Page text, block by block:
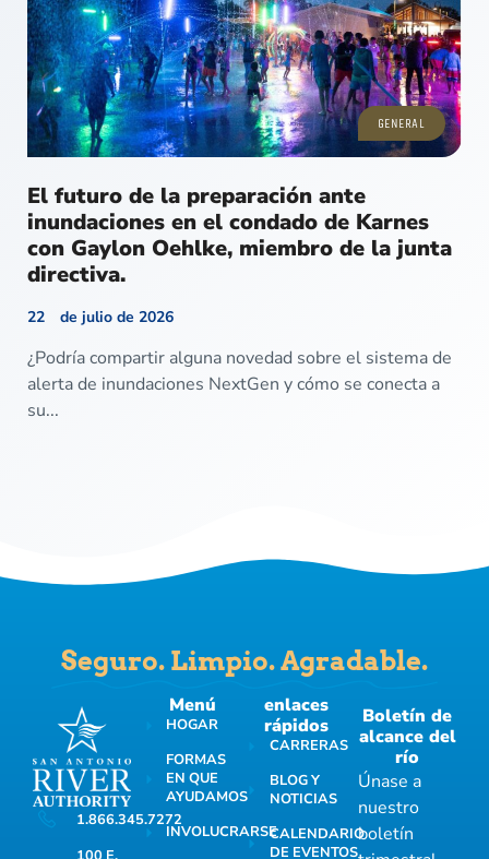
GENERAL
El futuro de la preparación ante
inundaciones en el condado de Karnes
con Gaylon Oehlke, miembro de la junta
directiva.
22 de julio de 2026
¿Podría compartir alguna novedad sobre el sistema de
alerta de inundaciones NextGen y cómo se conecta a
su...
Seguro. Limpio. Agradable.
1.866.345.7272
Menú
HOGAR
FORMAS
EN QUE
AYUDAMOS
INVOLUCRARSE
enlaces
rápidos
CARRERAS
BLOG Y
NOTICIAS
CALENDARIO
DE EVENTOS
Boletín de
alcance del
río
Únase a
nuestro
boletín